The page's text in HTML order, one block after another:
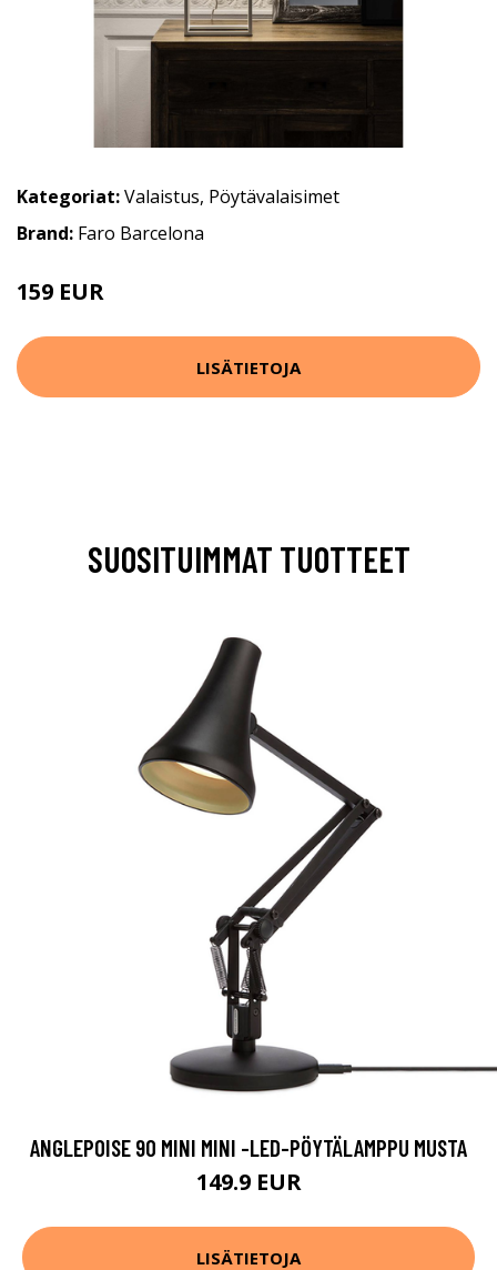
Kategoriat:Valaistus, Pöytävalaisimet
Brand: Faro Barcelona
159 EUR
LISÄTIETOJA
SUOSITUIMMAT TUOTTEET
ANGLEPOISE 90 MINI MINI -LED-PÖYTÄLAMPPU MUSTA
149.9 EUR
LISÄTIETOJA